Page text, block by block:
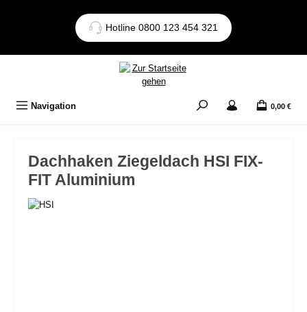
Zum Hauptinhalt springen
Hotline 0800 123 454 321
Navigation 0,00 €
Dachhaken Ziegeldach HSI FIX-
FIT Aluminium